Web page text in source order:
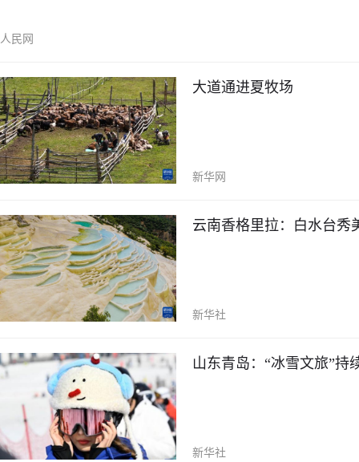
人民网
大道通进夏牧场
新华网
云南香格里拉：白水台秀
新华社
山东青岛：“冰雪文旅”持
新华社